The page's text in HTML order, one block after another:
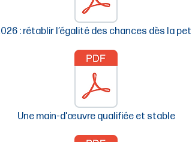
: rétablir l’égalité des chances dès la
Une main-d'œuvre qualifiée et stable